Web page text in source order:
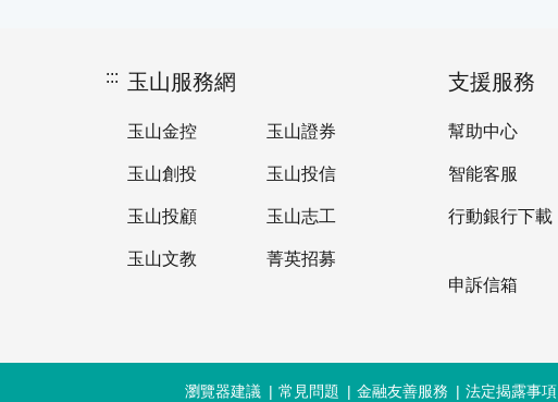
事長，在過去12年擔任總經理的期間，帶領玉
支柱持續追求永續發展，雖面臨多次的市場波
韌性，近年更透過聚焦金融科技、海外布局及
色的銀行之目標邁進。 在營運績效方面，玉山
貸、中小企業、財富管理、信用卡及外匯等多
項業務均已位居市場領先地位，此外，2008年
::: 玉山服務網
玉山金控 玉山證券
玉山創投 玉山投信
玉山投顧 玉山志工
玉山文教 菁英招募
支援服務
幫助中心
智能客服
行動銀行下載
申訴信箱
瀏覽器建議 常見問題 金融友善服務 法定揭露事項